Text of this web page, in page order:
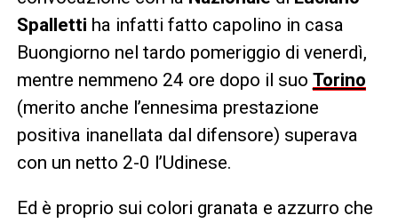
Spalletti ha infatti fatto capolino in casa
Buongiorno nel tardo pomeriggio di venerdì,
mentre nemmeno 24 ore dopo il suo Torino
(merito anche l’ennesima prestazione
positiva inanellata dal difensore) superava
con un netto 2-0 l’Udinese.
Ed è proprio sui colori granata e azzurro che